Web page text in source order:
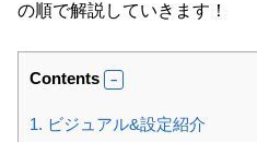
の順で解説していきます！
Contents
1. ビジュアル&設定紹介